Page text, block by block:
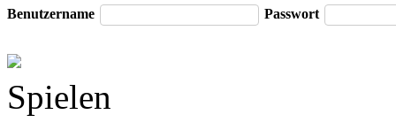
Benutzername Passwort
Spielen